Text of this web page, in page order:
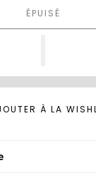
ÉPUISÉ
À LA